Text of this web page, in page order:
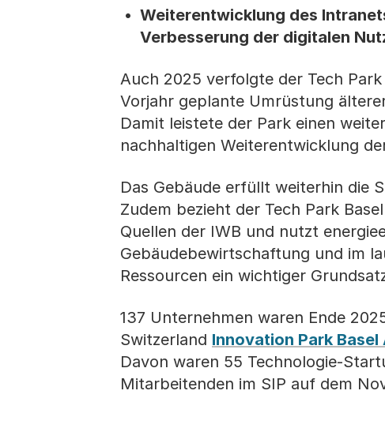
Weiterentwicklung des
Verbesserung der digitalen
Auch 2025 verfolgte der Tech
Vorjahr geplante Umrüstung
Damit leistete der Park einen
nachhaltigen Weiterentwicklung
Das Gebäude erfüllt weiterhin die
Zudem bezieht der Tech Park
Quellen der IWB und nutzt
Gebäudebewirtschaftung und im
Ressourcen ein wichtiger
137 Unternehmen waren Ende
Switzerland Innovation Park Basel
Davon waren 55 Technologie-
Mitarbeitenden im SIP auf dem